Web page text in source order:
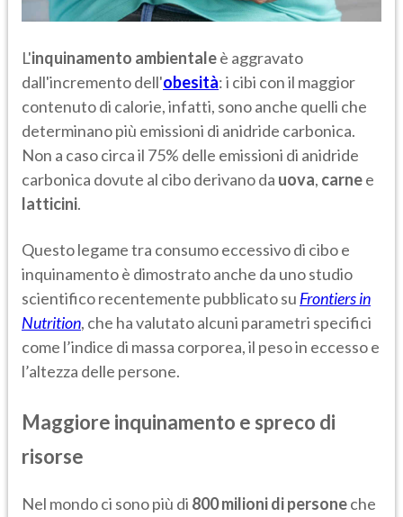
L'inquinamento ambientaleè aggravato
dall'incremento dell'obesità: i cibi con il maggior
contenuto di calorie, infatti, sono anche quelli che
determinano più emissioni di anidride carbonica.
Non a caso circa il 75% delle emissioni di anidride
carbonica dovute al cibo derivano da uova, carnee
latticini.
Questo legame tra consumo eccessivo di cibo e
inquinamento è dimostrato anche da uno studio
scientifico recentemente pubblicato su Frontiers in
Nutrition, che ha valutato alcuni parametri specifici
come l’indice di massa corporea, il peso in eccesso e
l’altezza delle persone.
Maggiore inquinamento e spreco di
risorse
Nel mondo ci sono più di 800 milioni di personeche